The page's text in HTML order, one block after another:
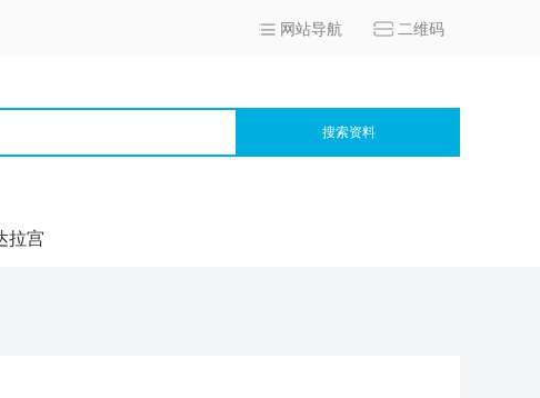
网站导航 二维码
搜索资料
拉宫